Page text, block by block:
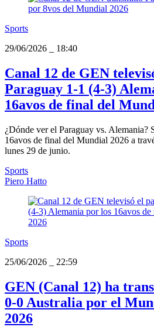
Sports
29/06/2026
18:40
Canal 12 de GEN
Paraguay 1-1 (4-3)
16avos de final del
¿Dónde ver el Paraguay vs. Alemania?
16avos de final del Mundial 2026 a
lunes 29 de junio.
Sports
Piero Hatto
Sports
25/06/2026
22:59
GEN (Canal 12) ha
0-0 Australia por el
2026